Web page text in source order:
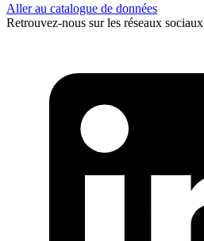
Aller au catalogue de données
Retrouvez-nous sur les réseaux sociaux